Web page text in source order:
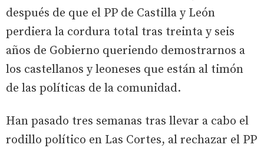
después de que el PP de Castilla y León
perdiera la cordura total tras treinta y seis
años de Gobierno queriendo demostrarnos a
los castellanos y leoneses que están al timón
de las políticas de la comunidad.
Han pasado tres semanas tras llevar a cabo el
rodillo político en Las Cortes, al rechazar el PP